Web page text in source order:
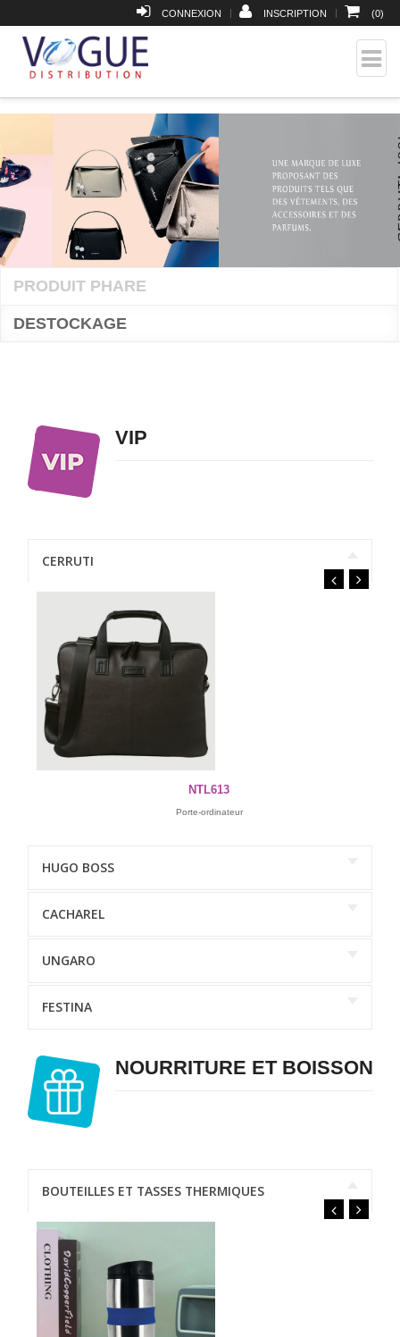
CONNEXION | INSCRIPTION | (0)
PRODUIT PHARE
DESTOCKAGE
VIP
CERRUTI
NTL613
Porte-ordinateur
HUGO BOSS
CACHAREL
UNGARO
FESTINA
NOURRITURE ET BOISSON
BOUTEILLES ET TASSES THERMIQUES